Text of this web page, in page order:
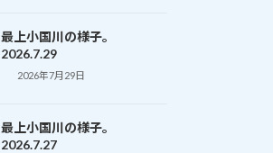
最上小国川の様子。
2026.7.29
2026年7月29日
最上小国川の様子。
2026.7.27